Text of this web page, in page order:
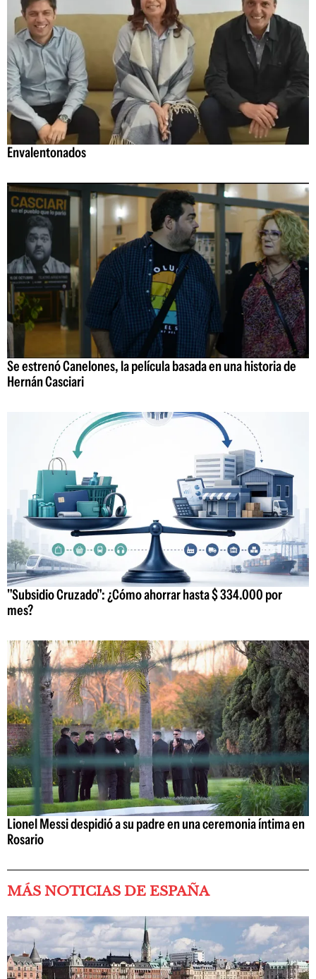
Envalentonados
Se estrenó Canelones, la película basada en una historia de
Hernán Casciari
"Subsidio Cruzado": ¿Cómo ahorrar hasta $ 334.000 por
mes?
Lionel Messi despidió a su padre en una ceremonia íntima en
Rosario
MÁS NOTICIAS DE ESPAÑA